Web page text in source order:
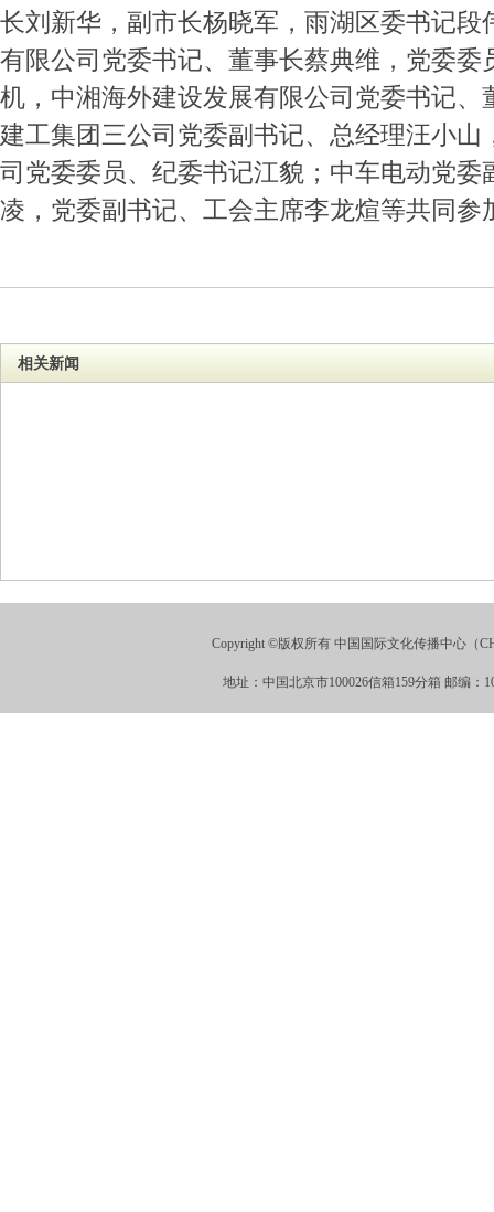
长刘新华，副市长杨晓军，雨湖区委书记段
有限公司党委书记、董事长蔡典维，党委委
机，中湘海外建设发展有限公司党委书记、
建工集团三公司党委副书记、总经理汪小山
司党委委员、纪委书记江貌；中车电动党委
凌，党委副书记、工会主席李龙煊等共同参
相关新闻
Copyright ©版权所有 中国国际文化传播中心（
地址：中国北京市100026信箱159分箱 邮编：